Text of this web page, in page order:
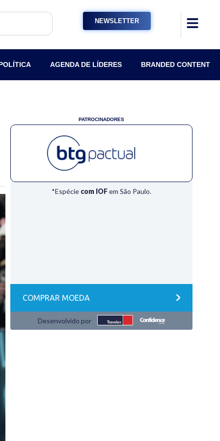
NEWSLETTER
AGENDA DE LÍDERES BRANDED CONTENT
PATROCINADORES